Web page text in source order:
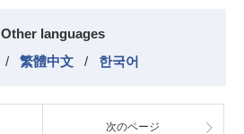
Other languages
/ 繁體中文 / 한국어
次のページ